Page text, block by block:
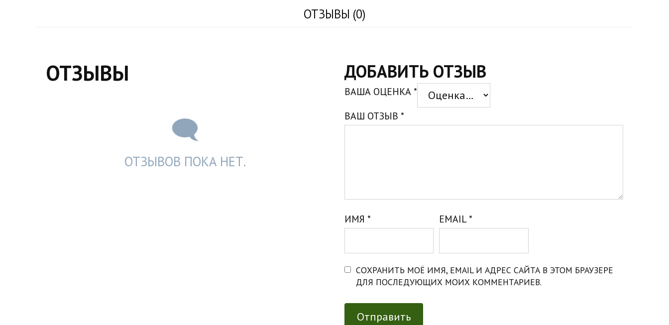
ОТЗЫВЫ (0)
ОТЗЫВЫ
ОТЗЫВОВ ПОКА НЕТ.
ДОБАВИТЬ ОТЗЫВ
ВАША ОЦЕНКА *
ВАШ ОТЗЫВ *
ИМЯ * EMAIL *
СОХРАНИТЬ МОЁ ИМЯ, EMAIL И АДРЕС САЙТА В ЭТОМ БРАУЗЕРЕ
ДЛЯ ПОСЛЕДУЮЩИХ МОИХ КОММЕНТАРИЕВ.